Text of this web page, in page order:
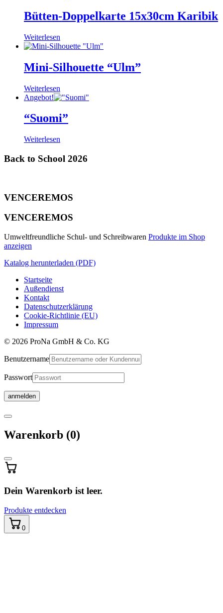
Bütten-Doppelkarte 15x30cm Karibik
Weiterlesen
Mini-Silhouette “Ulm”
Weiterlesen
Angebot!
“Suomi”
Weiterlesen
Back to School 2026
VENCEREMOS
VENCEREMOS
Umweltfreundliche Schul- und Schreibwaren Produkte im Shop
anzeigen
Katalog herunterladen (PDF)
Startseite
Außendienst
Kontakt
Datenschutzerklärung
Cookie-Richtlinie (EU)
Impressum
© 2026 ProNa GmbH & Co. KG
Benutzername
Passwort
Warenkorb
wird
…
Warenkorb (0)
Dein Warenkorb ist leer.
Produkte entdecken
0